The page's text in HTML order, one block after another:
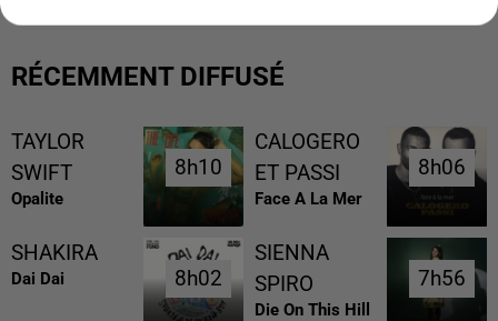
RÉCEMMENT DIFFUSÉ
TAYLOR
SWIFT
Opalite
8h10
8h10
CALOGERO
ET PASSI
Face A La Mer
8h06
8h06
SHAKIRA
Dai Dai 8h02
8h02
SIENNA
SPIRO
Die On This Hill
7h56
7h56